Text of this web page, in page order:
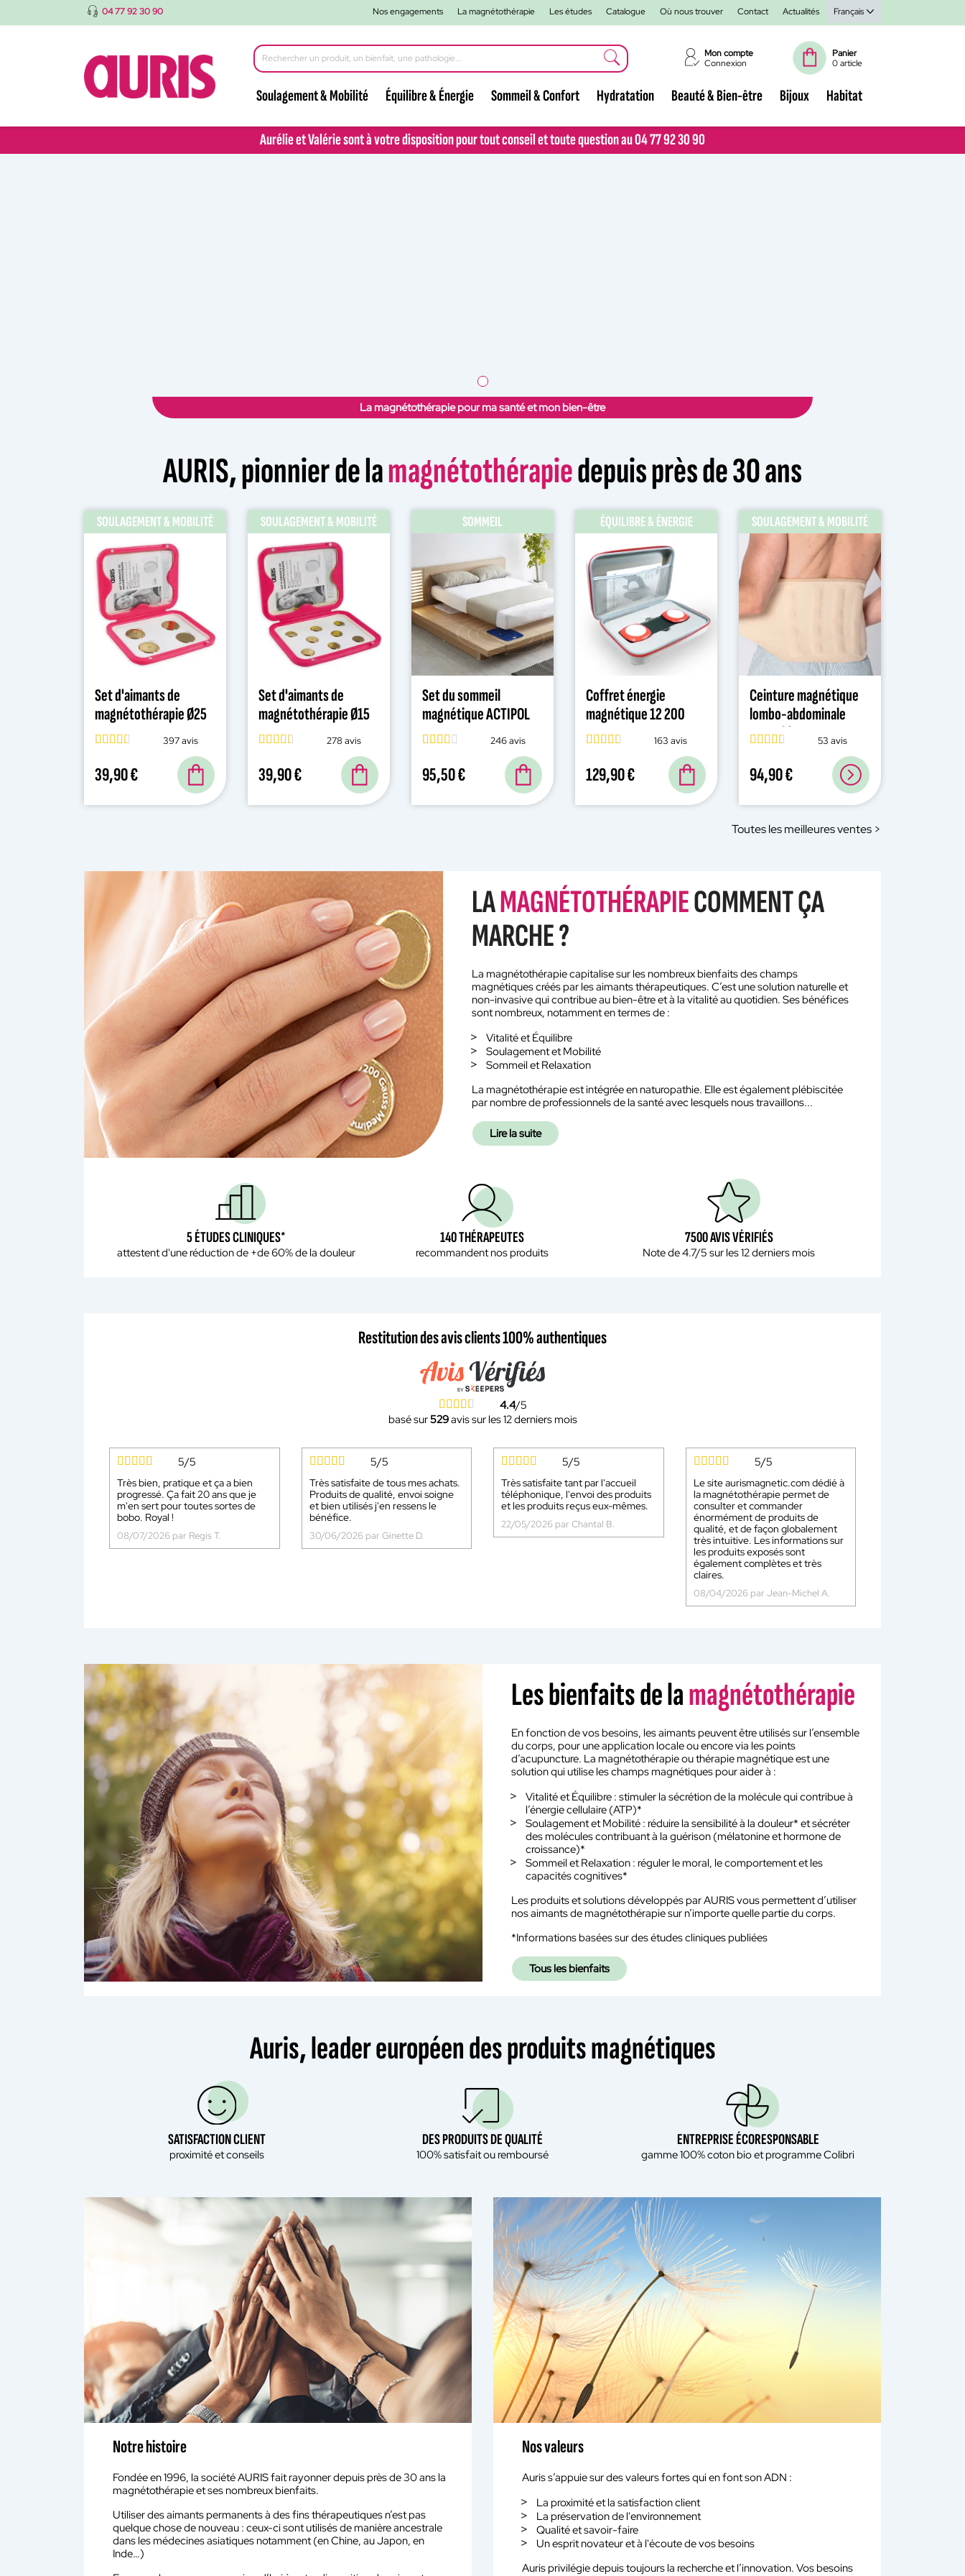
04 77 92 30 90 Nos engagements La magnétothérapie Les études Catalogue Où nous trouver Contact Actualités Français
Mon compte
Connexion
Panier
0 article
Soulagement & Mobilité Équilibre & Énergie Sommeil & Confort Hydratation Beauté & Bien-être Bijoux Habitat
Aurélie et Valérie sont à votre disposition pour tout conseil et toute question au 04 77 92 30 90
Aurélie et Valérie sont à votre disposition pour tout conseil et toute question au 04 77 92 30 90
La magnétothérapie pour ma santé et mon bien-être
AURIS, pionnier de lamagnétothérapiedepuis près de 30 ans
SOULAGEMENT & MOBILITÉ
Set d'aimants de
magnétothérapie Ø25
mm
397 avis
39,90 €
SOULAGEMENT & MOBILITÉ
Set d'aimants de
magnétothérapie Ø15
mm
278 avis
39,90 €
SOMMEIL
Set du sommeil
magnétique ACTIPOL
246 avis
95,50 €
ÉQUILIBRE & ÉNERGIE
Coffret énergie
magnétique 12 200
Gauss
163 avis
129,90 €
SOULAGEMENT & MOBILITÉ
Ceinture magnétique
lombo-abdominale
coton bio
53 avis
94,90 €
Toutes les meilleures ventes >
LAMAGNÉTOTHÉRAPIECOMMENT ÇA
MARCHE ?
La magnétothérapie capitalise sur les nombreux bienfaits des champs
magnétiques créés par les aimants thérapeutiques. C’est une solution naturelle et
non-invasive qui contribue au bien-être et à la vitalité au quotidien. Ses bénéfices
sont nombreux, notamment en termes de :
Vitalité et Équilibre
Soulagement et Mobilité
Sommeil et Relaxation
La magnétothérapie est intégrée en naturopathie. Elle est également plébiscitée
par nombre de professionnels de la santé avec lesquels nous travaillons...
Lire la suite
5 ÉTUDES CLINIQUES*
attestent d'une réduction de +de 60% de la douleur
140 THÉRAPEUTES
recommandent nos produits
7500 AVIS VÉRIFIÉS
Note de 4.7/5 sur les 12 derniers mois
Restitution des avis clients 100% authentiques
4.4/5
basé sur529avis sur les 12 derniers mois
5/5
Très bien, pratique et ça a bien
progressé. Ça fait 20 ans que je
m'en sert pour toutes sortes de
bobo. Royal !
08/07/2026 par Regis T.
5/5
Très satisfaite de tous mes achats.
Produits de qualité, envoi soigne
et bien utilisés j'en ressens le
bénéfice.
30/06/2026 par Ginette D.
5/5
Très satisfaite tant par l'accueil
téléphonique, l'envoi des produits
et les produits reçus eux-mêmes.
22/05/2026 par Chantal B.
5/5
Le site aurismagnetic.com dédié à
la magnétothérapie permet de
consulter et commander
énormément de produits de
qualité, et de façon globalement
très intuitive. Les informations sur
les produits exposés sont
également complètes et très
claires.
08/04/2026 par Jean-Michel A.
Les bienfaits de lamagnétothérapie
En fonction de vos besoins, les aimants peuvent être utilisés sur l’ensemble
du corps, pour une application locale ou encore via les points
d’acupuncture. La magnétothérapie ou thérapie magnétique est une
solution qui utilise les champs magnétiques pour aider à :
Vitalité et Équilibre : stimuler la sécrétion de la molécule qui contribue à
l’énergie cellulaire (ATP)*
Soulagement et Mobilité : réduire la sensibilité à la douleur* et sécréter
des molécules contribuant à la guérison (mélatonine et hormone de
croissance)*
Sommeil et Relaxation : réguler le moral, le comportement et les
capacités cognitives*
Les produits et solutions développés par AURIS vous permettent d’utiliser
nos aimants de magnétothérapie sur n’importe quelle partie du corps.
*Informations basées sur des études cliniques publiées
Tous les bienfaits
Auris, leader européen des produits magnétiques
SATISFACTION CLIENT
proximité et conseils
DES PRODUITS DE QUALITÉ
100% satisfait ou remboursé
ENTREPRISE ÉCORESPONSABLE
gamme 100% coton bio et programme Colibri
Notre histoire
Fondée en 1996, la société AURIS fait rayonner depuis près de 30 ans la
magnétothérapie et ses nombreux bienfaits.
Utiliser des aimants permanents à des fins thérapeutiques n’est pas
quelque chose de nouveau : ceux-ci sont utilisés de manière ancestrale
dans les médecines asiatiques notamment (en Chine, au Japon, en
Inde…)
Nos valeurs
Auris s’appuie sur des valeurs fortes qui en font son ADN :
La proximité et la satisfaction client
La préservation de l'environnement
Qualité et savoir-faire
Un esprit novateur et à l'écoute de vos besoins
Auris privilégie depuis toujours la recherche et l’innovation. Vos besoins